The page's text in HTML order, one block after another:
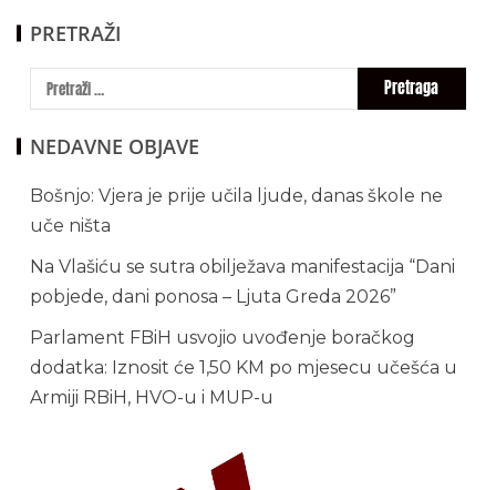
PRETRAŽI
NEDAVNE OBJAVE
Bošnjo: Vjera je prije učila ljude, danas škole ne
uče ništa
Na Vlašiću se sutra obilježava manifestacija “Dani
pobjede, dani ponosa – Ljuta Greda 2026”
Parlament FBiH usvojio uvođenje boračkog
dodatka: Iznosit će 1,50 KM po mjesecu učešća u
Armiji RBiH, HVO-u i MUP-u